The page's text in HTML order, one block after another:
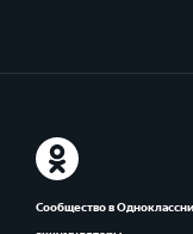
Сообщество в